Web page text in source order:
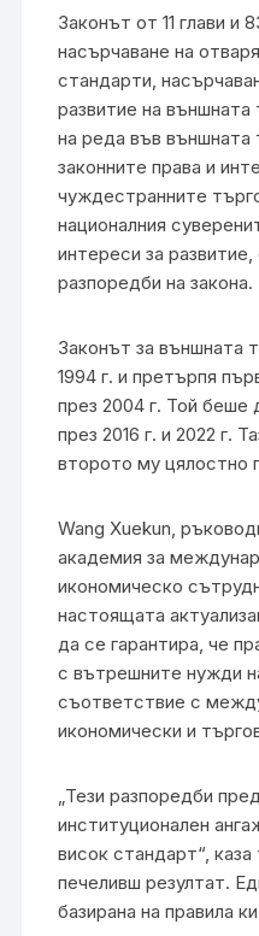
Законът от 11 глави и
насърчаване на
стандарти,
развитие на
на реда във външната
законните права и
чуждестранните
националния
интереси за
разпоредби на закона.
Законът за външната
1994 г. и претърпя
през 2004 г. Той беше
през 2016 г. и 2022 г.
второто му цялостно
Wang Xuekun,
академия за
икономическо
настоящата
да се гарантира, че
с вътрешните нужди
съответствие с
икономически и
„Тези разпоредби
институционален
висок стандарт“,
печеливш резултат.
базирана на правила